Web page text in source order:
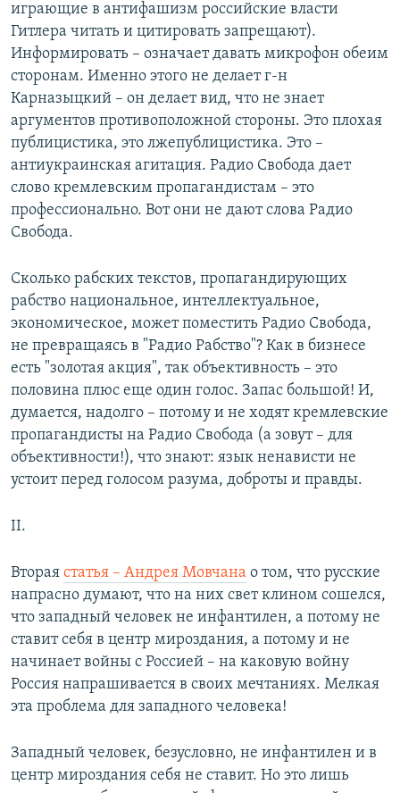
играющие в антифашизм российские власти
Гитлера читать и цитировать запрещают).
Информировать – означает давать микрофон обеим
сторонам. Именно этого не делает г-н
Карназыцкий – он делает вид, что не знает
аргументов противоположной стороны. Это плохая
публицистика, это лжепублицистика. Это –
антиукраинская агитация. Радио Свобода дает
слово кремлевским пропагандистам – это
профессионально. Вот они не дают слова Радио
Свобода.
Сколько рабских текстов, пропагандирующих
рабство национальное, интеллектуальное,
экономическое, может поместить Радио Свобода,
не превращаясь в "Радио Рабство"? Как в бизнесе
есть "золотая акция", так объективность – это
половина плюс еще один голос. Запас большой! И,
думается, надолго – потому и не ходят кремлевские
пропагандисты на Радио Свобода (а зовут – для
объективности!), что знают: язык ненависти не
устоит перед голосом разума, доброты и правды.
II.
Вторая статья – Андрея Мовчана о том, что русские
напрасно думают, что на них свет клином сошелся,
что западный человек не инфантилен, а потому не
ставит себя в центр мироздания, а потому и не
начинает войны с Россией – на каковую войну
Россия напрашивается в своих мечтаниях. Мелкая
эта проблема для западного человека!
Западный человек, безусловно, не инфантилен и в
центр мироздания себя не ставит. Но это лишь